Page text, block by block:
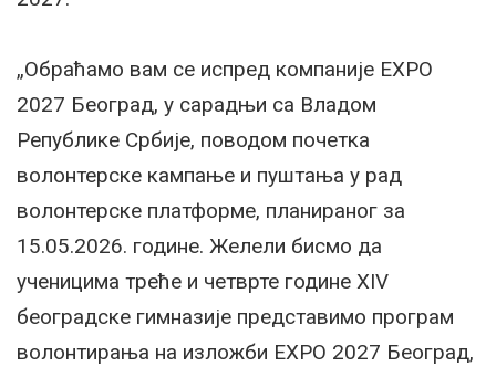
„Обраћамо вам се испред компаније EXPO
2027 Београд, у сарадњи са Владом
Републике Србије, поводом почетка
волонтерске кампање и пуштања у рад
волонтерске платформе, планираног за
15.05.2026. године. Желели бисмо да
ученицима треће и четврте године XIV
београдске гимназије представимо програм
волонтирања на изложби EXPO 2027 Београд,